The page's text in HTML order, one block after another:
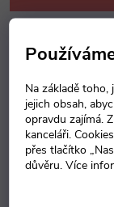
Na základě
jejich obsah,
opravdu zajímá.
kanceláři.
přes tlačítko
důvěru. Více
Dotaz k produktu
Záruka:5 let
Popis produktu